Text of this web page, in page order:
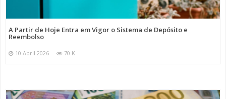
A Partir de Hoje Entra em Vigor o Sistema de Depósito e
Reembolso
10 Abril 2026 70 K